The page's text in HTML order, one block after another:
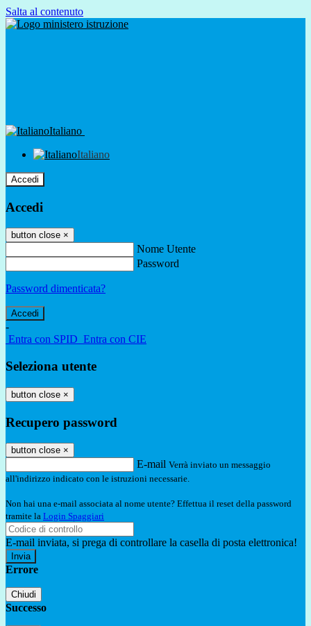
Salta al contenuto
Italiano
Italiano
Accedi
Accedi
button close ×
Nome Utente
Password
Password dimenticata?
-
Entra con SPID Entra con CIE
Seleziona utente
button close ×
Recupero password
button close ×
E-mail Verrà inviato un messaggio
all'indirizzo indicato con le istruzioni necessarie.
Non hai una e-mail associata al nome utente? Effettua il reset della password
tramite la Login Spaggiari
E-mail inviata, si prega di controllare la casella di posta elettronica!
Errore
Chiudi
Successo